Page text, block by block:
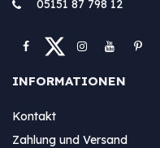
05151 87 798 12
INFORMATIONEN
Kontakt
Zahlung und Versand